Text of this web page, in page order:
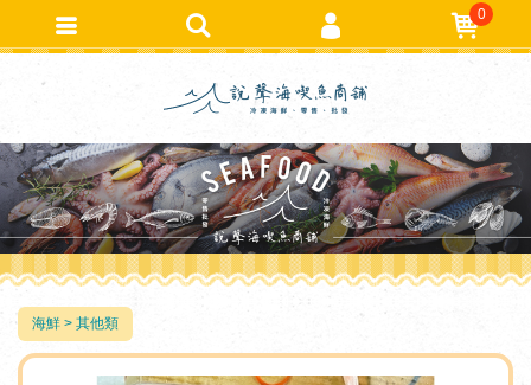
海鮮 其他類
0
會員註冊
忘記密碼
訂單查詢
追蹤清單TRACK LISTING